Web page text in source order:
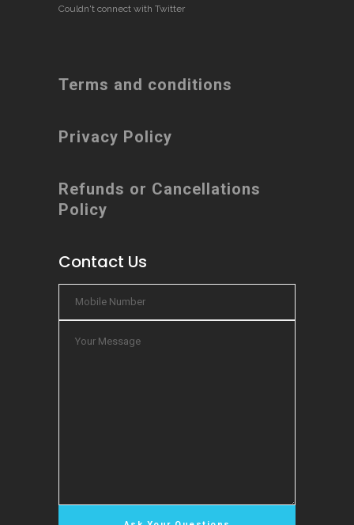
Couldn't connect with Twitter
Terms and conditions
Privacy Policy
Refunds or Cancellations
Policy
Contact Us